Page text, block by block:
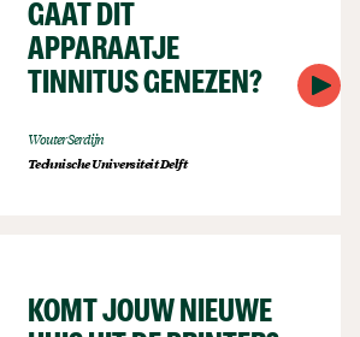
GAAT DIT
APPARAATJE
TINNITUS GENEZEN?
Wouter Serdijn
Technische Universiteit Delft
KOMT JOUW NIEUWE